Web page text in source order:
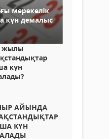
мерекелік
күн демалыс
жылы
күн
АЙЫНДА
КҮН